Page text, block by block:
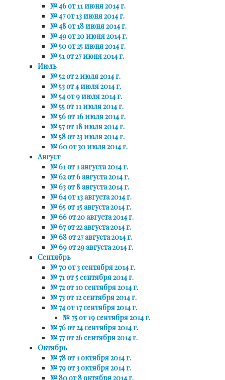
№ 46 от 11 июня 2014 г.
№ 47 от 13 июня 2014 г.
№ 48 от 18 июня 2014 г.
№ 49 от 20 июня 2014 г.
№ 50 от 25 июня 2014 г.
№ 51 от 27 июня 2014 г.
Июль
№ 52 от 2 июля 2014 г.
№ 53 от 4 июля 2014 г.
№ 54 от 9 июля 2014 г.
№ 55 от 11 июля 2014 г.
№ 56 от 16 июля 2014 г.
№ 57 от 18 июля 2014 г.
№ 58 от 23 июля 2014 г.
№ 60 от 30 июля 2014 г.
Август
№ 61 от 1 августа 2014 г.
№ 62 от 6 августа 2014 г.
№ 63 от 8 августа 2014 г.
№ 64 от 13 августа 2014 г.
№ 65 от 15 августа 2014 г.
№ 66 от 20 августа 2014 г.
№ 67 от 22 августа 2014 г.
№ 68 от 27 августа 2014 г.
№ 69 от 29 августа 2014 г.
Сентябрь
№ 70 от 3 сентября 2014 г.
№ 71 от 5 сентября 2014 г.
№ 72 от 10 сентября 2014 г.
№ 73 от 12 сентября 2014 г.
№ 74 от 17 сентября 2014 г.
№ 75 от 19 сентября 2014 г.
№ 76 от 24 сентября 2014 г.
№ 77 от 26 сентября 2014 г.
Октябрь
№ 78 от 1 октября 2014 г.
№ 79 от 3 октября 2014 г.
№ 80 от 8 октября 2014 г.